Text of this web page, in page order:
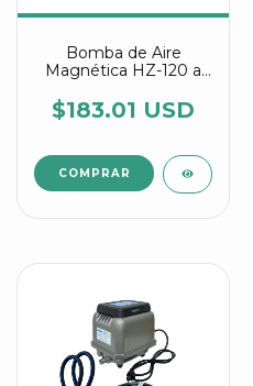
Bomba de Aire
Magnética HZ-120 a
Difusora
$183.01 USD